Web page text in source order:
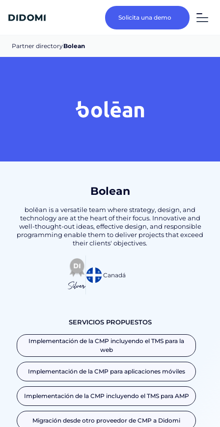
Solicita una demo
Partner directoryBolean
Bolean
bolēan is a versatile team where strategy, design, and
technology are at the heart of their focus. Innovative and
well-thought-out ideas, effective design, and responsible
programming enable them to deliver projects that exceed
their clients' objectives.
Silver
Canadá
SERVICIOS PROPUESTOS
Implementación de la CMP incluyendo el TMS para la
web
Implementación de la CMP para aplicaciones móviles
Implementación de la CMP incluyendo el TMS para AMP
Migración desde otro proveedor de CMP a Didomi